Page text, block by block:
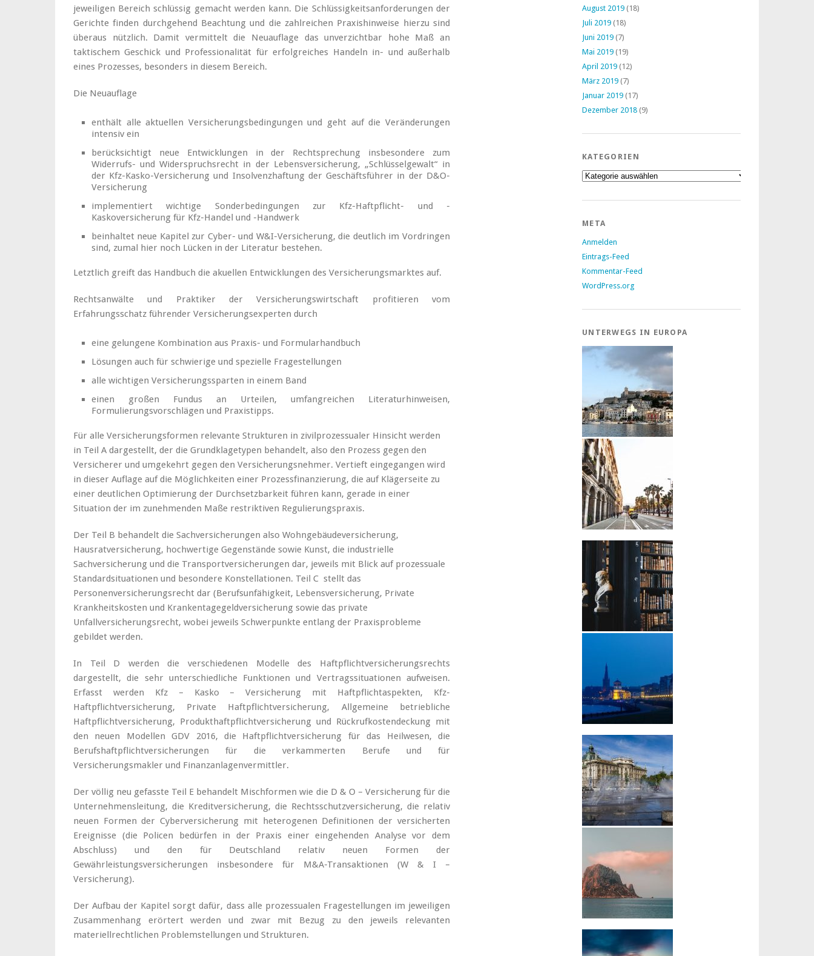
jeweiligen Bereich schlüssig gemacht werden kann. Die Schlüssigkeitsanforderungen der
Gerichte finden durchgehend Beachtung und die zahlreichen Praxishinweise hierzu sind
überaus nützlich. Damit vermittelt die Neuauflage das unverzichtbar hohe Maß an
taktischem Geschick und Professionalität für erfolgreiches Handeln in- und außerhalb
eines Prozesses, besonders in diesem Bereich.
Die Neuauflage
enthält alle aktuellen Versicherungsbedingungen und geht auf die Veränderungen
intensiv ein
berücksichtigt neue Entwicklungen in der Rechtsprechung insbesondere zum
Widerrufs- und Widerspruchsrecht in der Lebensversicherung, „Schlüsselgewalt“ in
der Kfz-Kasko-Versicherung und Insolvenzhaftung der Geschäftsführer in der D&O-
Versicherung
implementiert wichtige Sonderbedingungen zur Kfz-Haftpflicht- und -
Kaskoversicherung für Kfz-Handel und -Handwerk
beinhaltet neue Kapitel zur Cyber- und W&I-Versicherung, die deutlich im Vordringen
sind, zumal hier noch Lücken in der Literatur bestehen.
Letztlich greift das Handbuch die akuellen Entwicklungen des Versicherungsmarktes auf.
Rechtsanwälte und Praktiker der Versicherungswirtschaft profitieren vom
Erfahrungsschatz führender Versicherungsexperten durch
eine gelungene Kombination aus Praxis- und Formularhandbuch
Lösungen auch für schwierige und spezielle Fragestellungen
alle wichtigen Versicherungssparten in einem Band
einen großen Fundus an Urteilen, umfangreichen Literaturhinweisen,
Formulierungsvorschlägen und Praxistipps.
Für alle Versicherungsformen relevante Strukturen in zivilprozessualer Hinsicht werden
in Teil A dargestellt, der die Grundklagetypen behandelt, also den Prozess gegen den
Versicherer und umgekehrt gegen den Versicherungsnehmer. Vertieft eingegangen wird
in dieser Auflage auf die Möglichkeiten einer Prozessfinanzierung, die auf Klägerseite zu
einer deutlichen Optimierung der Durchsetzbarkeit führen kann, gerade in einer
Situation der im zunehmenden Maße restriktiven Regulierungspraxis.
Der Teil B behandelt die Sachversicherungen also Wohngebäudeversicherung,
Hausratversicherung, hochwertige Gegenstände sowie Kunst, die industrielle
Sachversicherung und die Transportversicherungen dar, jeweils mit Blick auf prozessuale
Standardsituationen und besondere Konstellationen. Teil C stellt das
Personenversicherungsrecht dar (Berufsunfähigkeit, Lebensversicherung, Private
Krankheitskosten und Krankentagegeldversicherung sowie das private
Unfallversicherungsrecht, wobei jeweils Schwerpunkte entlang der Praxisprobleme
gebildet werden.
In Teil D werden die verschiedenen Modelle des Haftpflichtversicherungsrechts
dargestellt, die sehr unterschiedliche Funktionen und Vertragssituationen aufweisen.
Erfasst werden Kfz – Kasko – Versicherung mit Haftpflichtaspekten, Kfz-
Haftpflichtversicherung, Private Haftpflichtversicherung, Allgemeine betriebliche
Haftpflichtversicherung, Produkthaftpflichtversicherung und Rückrufkostendeckung mit
den neuen Modellen GDV 2016, die Haftpflichtversicherung für das Heilwesen, die
Berufshaftpflichtversicherungen für die verkammerten Berufe und für
Versicherungsmakler und Finanzanlagenvermittler.
Der völlig neu gefasste Teil E behandelt Mischformen wie die D & O – Versicherung für die
Unternehmensleitung, die Kreditversicherung, die Rechtsschutzversicherung, die relativ
neuen Formen der Cyberversicherung mit heterogenen Definitionen der versicherten
Ereignisse (die Policen bedürfen in der Praxis einer eingehenden Analyse vor dem
Abschluss) und den für Deutschland relativ neuen Formen der
Gewährleistungsversicherungen insbesondere für M&A-Transaktionen (W & I –
Versicherung).
Der Aufbau der Kapitel sorgt dafür, dass alle prozessualen Fragestellungen im jeweiligen
Zusammenhang erörtert werden und zwar mit Bezug zu den jeweils relevanten
materiellrechtlichen Problemstellungen und Strukturen.
August 2019 (18)
Juli 2019 (18)
Juni 2019 (7)
Mai 2019 (19)
April 2019 (12)
März 2019 (7)
Januar 2019 (17)
Dezember 2018 (9)
KATEGORIEN
Kategorien
META
Anmelden
Eintrags-Feed
Kommentar-Feed
WordPress.org
UNTERWEGS IN EUROPA